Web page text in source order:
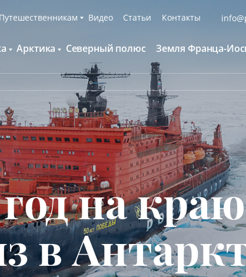
путешествуют
команда
центр
партнёры
связь
Путешественникам
Русскоязычные группы
Наши суда
Дополнительные опции
Фирменная парка
Что брать с собой
Клуб привилегий
Каталоги
Отзывы
Вопросы и ответы
Специальные мероприятия
Подарочный сертификат
Видео Статьи Контакты
и Южный полярный круг
Антарктида Классика
Антарктида Новый год
о-ва и Южная Георгия
о-ва, Южная Георгия и
Арктика
Британские острова
Гренландия
Исландия
Шпицберген
Северный полюс Земля Франца-
на
в